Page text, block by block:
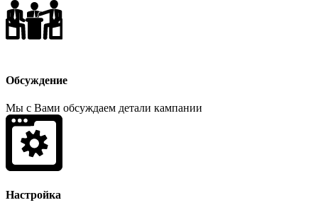
Обсуждение
Мы с Вами обсуждаем детали кампании
Настройка